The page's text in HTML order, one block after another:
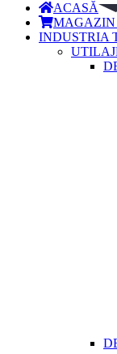
ACASĂ
INDUSTRIA